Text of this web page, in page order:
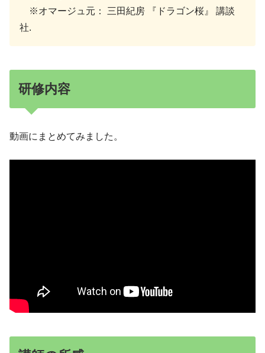
※オマージュ元： 三田紀房 『ドラゴン桜』 講談
社.
研修内容
動画にまとめてみました。